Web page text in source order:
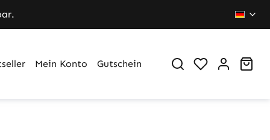
Mein Konto Gutschein Du hast 0